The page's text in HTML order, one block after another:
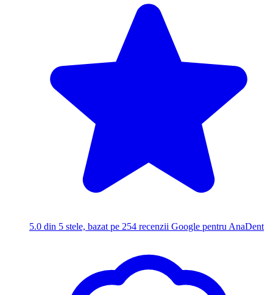
5.0 din 5 stele, bazat pe 254 recenzii Google pentru AnaDent